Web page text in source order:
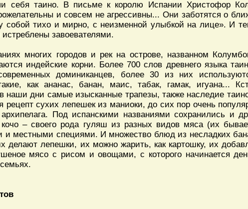
себя таино. В письме к королю Испании Христофор
и совсем не агрессивны... Они заботятся о
собой тихо и мирно, с неизменной улыбкой на лице». И
завоевателями.
многих городов и рек на острове, названном
индейские корни. Более 700 слов древнего языка
доминиканцев, более 30 из них
как ананас, банан, маис, табак, гамак, игуана...
наши дни самые изысканные трапезы, также наследие
рецепт сухих лепешек из маниоки, до сих пор очень
Под испанскими названиями сохранились и
– своего рода гуляш из разных видов мяса (их
местными специями. И множество блюд из несладких
делают лепешки, их можно жарить, как картошку, их
мясо с рисом и овощами, с которого начинается